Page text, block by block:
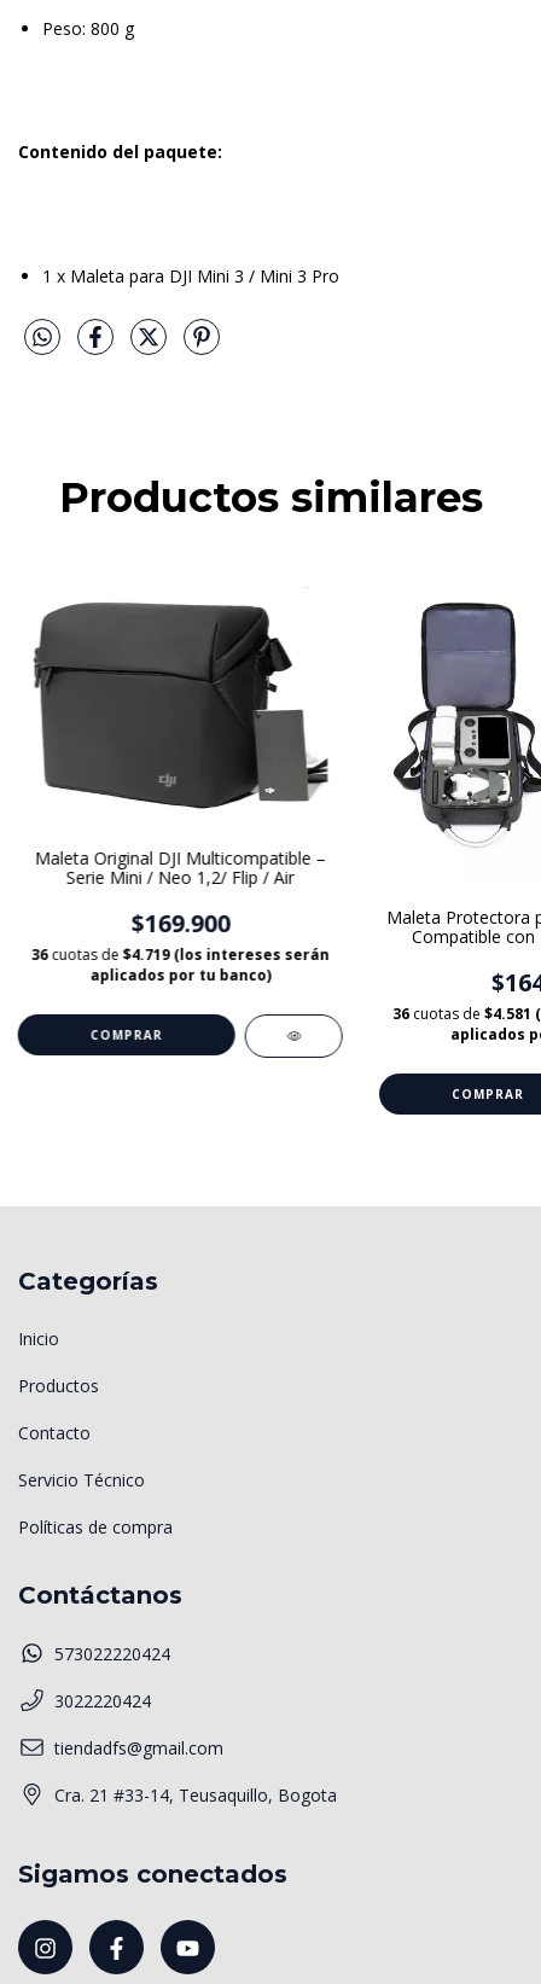
Peso: 800 g
Contenido del paquete:
1 x Maleta para DJI Mini 3 / Mini 3 Pro
Productos similares
Maleta Original DJI Multicompatible –
Serie Mini / Neo 1,2/ Flip / Air
$169.900
36cuotas de$4.719 (los intereses serán
aplicados por tu banco)
Maleta Protectora
Compatible
36 cuotas de $4.581
aplicados
Categorías
Inicio
Productos
Contacto
Servicio Técnico
Políticas de compra
Contáctanos
573022220424
3022220424
tiendadfs@gmail.com
Cra. 21 #33-14, Teusaquillo, Bogota
Sigamos conectados